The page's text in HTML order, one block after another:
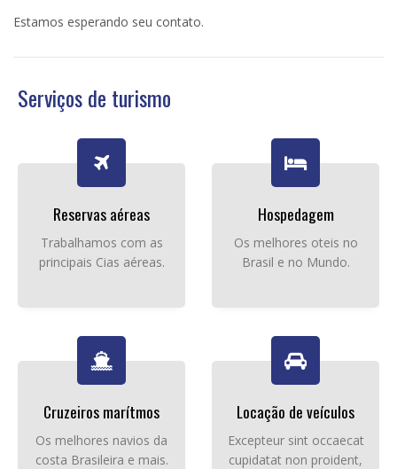
Estamos esperando seu contato.
Serviços de turismo
Reservas aéreas
Trabalhamos com as
principais Cias aéreas.
Hospedagem
Os melhores oteis no
Brasil e no Mundo.
Cruzeiros marítmos
Os melhores navios da
costa Brasileira e mais.
Locação de veículos
Excepteur sint occaecat
cupidatat non proident,